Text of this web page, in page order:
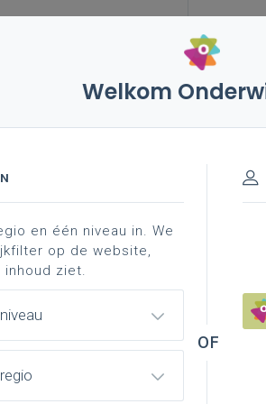
stap 2: voorbereiding fusie
je ervan uitgaat dat de
Welkom
en één niveau in. We
op de website,
ziet.